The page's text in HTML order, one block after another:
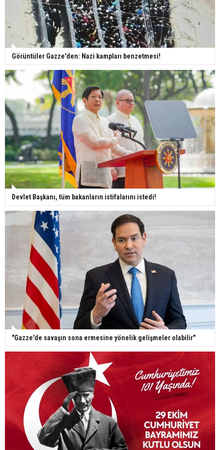
Görüntüler Gazze'den: Nazi kampları benzetmesi!
Devlet Başkanı, tüm bakanların istifalarını istedi!
"Gazze'de savaşın sona ermesine yönelik gelişmeler olabilir"